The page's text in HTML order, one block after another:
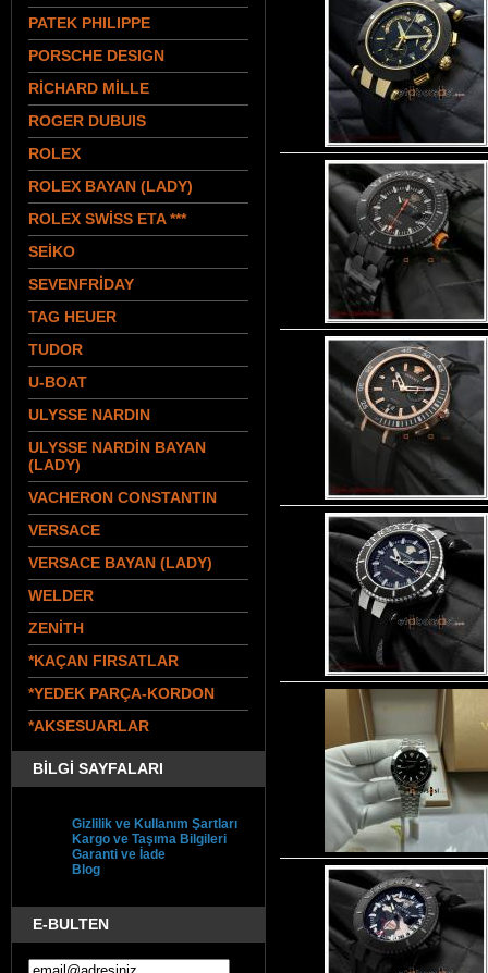
PATEK PHILIPPE
PORSCHE DESIGN
RİCHARD MİLLE
ROGER DUBUIS
ROLEX
ROLEX BAYAN (LADY)
ROLEX SWİSS ETA ***
SEİKO
SEVENFRİDAY
TAG HEUER
TUDOR
U-BOAT
ULYSSE NARDIN
ULYSSE NARDİN BAYAN
(LADY)
VACHERON CONSTANTIN
VERSACE
VERSACE BAYAN (LADY)
WELDER
ZENİTH
*KAÇAN FIRSATLAR
*YEDEK PARÇA-KORDON
*AKSESUARLAR
BİLGİ SAYFALARI
Gizlilik ve Kullanım Şartları
Kargo ve Taşıma Bilgileri
Garanti ve İade
Blog
E-BULTEN